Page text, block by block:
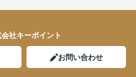
社キーポイント
お問い合わせ